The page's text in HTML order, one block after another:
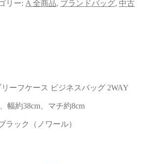
リー: A 全商品, ブランドバッグ, 中古
ーフケース ビジネスバッグ 2WAY
幅約38cm、マチ約8cm
ラック（ノワール）